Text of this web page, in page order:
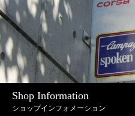
Shop Information
ショップインフォメーション